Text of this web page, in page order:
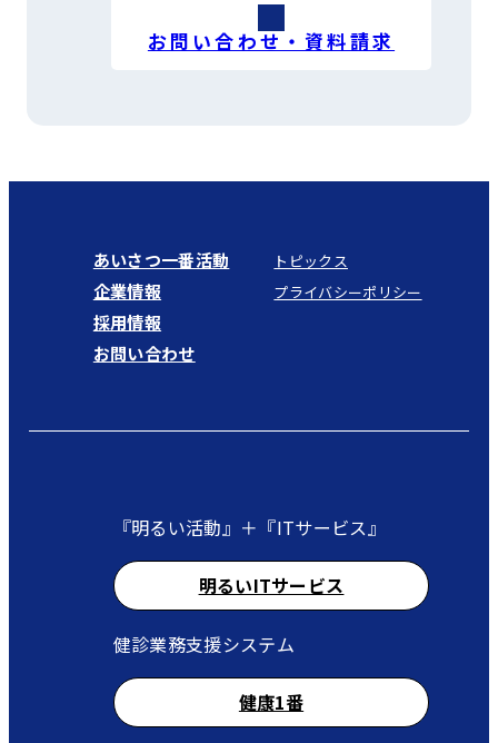
お問い合わせ・資料請求
あいさつ一番活動
企業情報
採用情報
お問い合わせ
トピックス
プライバシーポリシー
『明るい活動』＋『ITサービス』
明るいITサービス
健診業務支援システム
健康1番